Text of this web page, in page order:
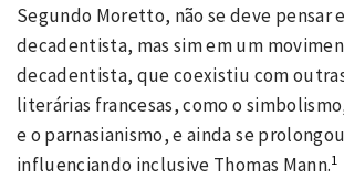
Segundo Moretto, não se deve pensar
decadentista, mas sim em um
decadentista, que coexistiu com
literárias francesas, como o
e o parnasianismo, e ainda se
influenciando inclusive Thomas Mann.1